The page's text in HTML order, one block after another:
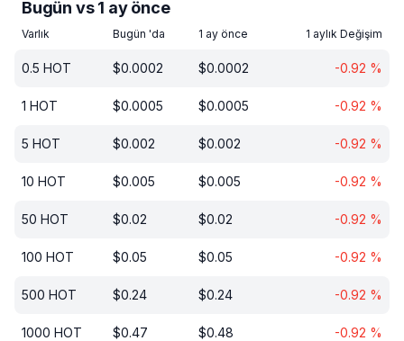
Bugün vs 1 ay önce
Varlık Bugün 'da 1 ay önce 1 aylık Değişim
0.5 HOT $0.0002 $0.0002 -0.92 %
1 HOT $0.0005 $0.0005 -0.92 %
5 HOT $0.002 $0.002 -0.92 %
10 HOT $0.005 $0.005 -0.92 %
50 HOT $0.02 $0.02 -0.92 %
100 HOT $0.05 $0.05 -0.92 %
500 HOT $0.24 $0.24 -0.92 %
1000 HOT $0.47 $0.48 -0.92 %